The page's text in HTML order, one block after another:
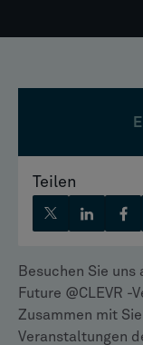
Teilen
Besuchen Sie
Future @CLEVR
Zusammen mit
Veranstaltungen